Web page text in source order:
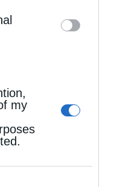
my
Χώρας
μάς έδειξε το
εορτάστηκε στον